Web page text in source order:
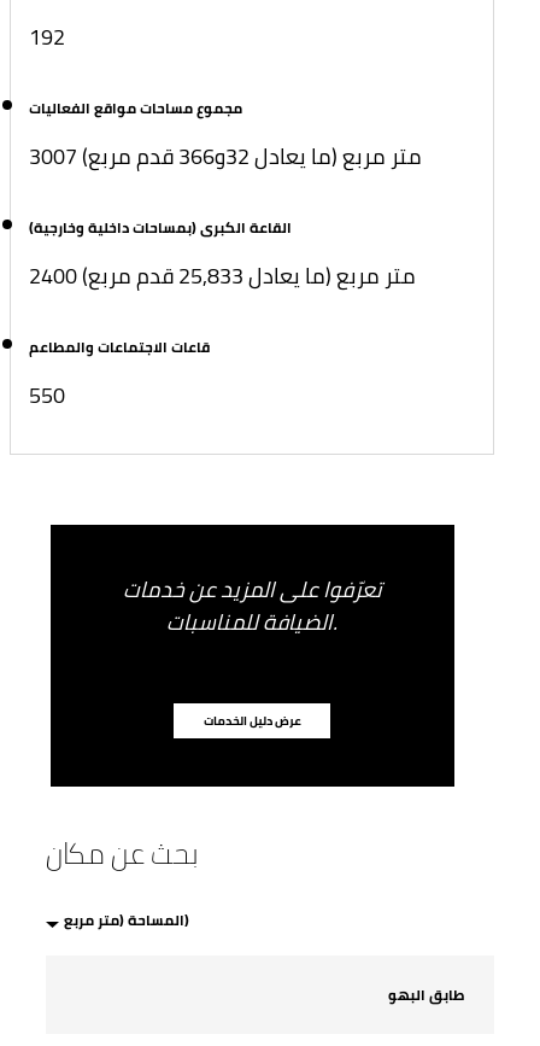
192
مجموع مساحات مواقع الفعاليات
3007 متر مربع (ما يعادل 32و366 قدم مربع)
القاعة الكبرى (بمساحات داخلية وخارجية)
2400 متر مربع (ما يعادل 25,833 قدم مربع)
قاعات الاجتماعات والمطاعم
550
تعرّفوا على المزيد عن خدمات
الضيافة للمناسبات.
عرض دليل الخدمات
بحث عن مكان
طابق البهو